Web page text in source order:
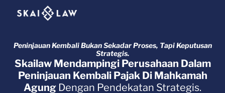
Peninjauan Kembali Bukan Sekadar Proses, Tapi Keputusan
Strategis.
Skailaw Mendampingi Perusahaan Dalam
Peninjauan Kembali Pajak Di Mahkamah
Agung Dengan Pendekatan Strategis.